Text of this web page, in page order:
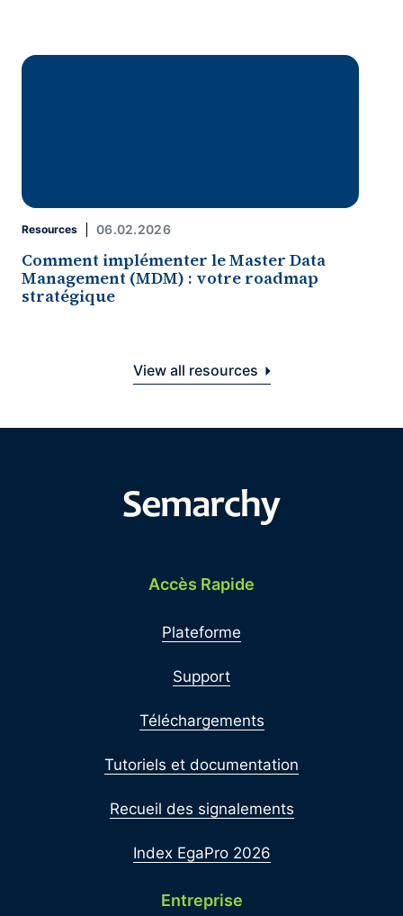
Resources 06.02.2026
Comment implémenter le Master Data
Management (MDM) : votre roadmap
stratégique
View all resources
Accès Rapide
Plateforme
Support
Téléchargements
Tutoriels et documentation
Recueil des signalements
Index EgaPro 2026
Entreprise